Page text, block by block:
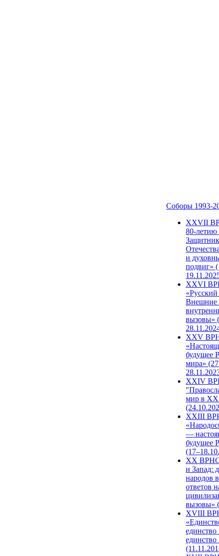
Соборы 1993-
ХХVII
80-
и
подвиг»
XXVI
Внешние
вызовы»
XXV
будущее
мира»
XXIV
мир в
XXIII
—
будущее
XX ВРНС
и Запад:
народов
ответов
вызовы»
XVIII
единство
единство